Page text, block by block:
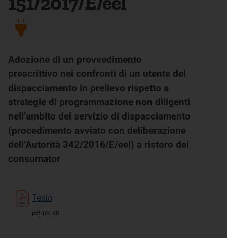
Adozione di un provvedimento
prescrittivo nei confronti di un utente del
dispacciamento in prelievo rispetto a
strategie di programmazione non diligenti
nell’ambito del servizio di dispacciamento
(procedimento avviato con deliberazione
dell’Autorità 342/2016/E/eel) a ristoro dei
consumator
Testo
pdf 104 KB